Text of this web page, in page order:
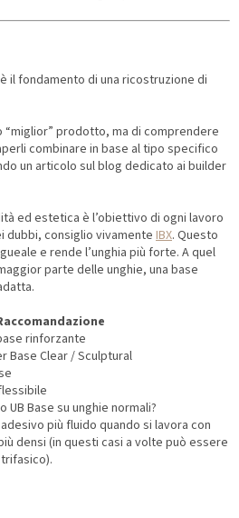
il fondamento di una ricostruzione di
“miglior” prodotto, ma di comprendere
combinare in base al tipo specifico
un articolo sul blog dedicato ai builder
ed estetica è l’obiettivo di ogni lavoro
dubbi, consiglio vivamente IBX. Questo
e rende l’unghia più forte. A quel
parte delle unghie, una base
rinforzante
Base Clear / Sculptural
Base su unghie normali?
più fluido quando si lavora con
densi (in questi casi a volte può essere